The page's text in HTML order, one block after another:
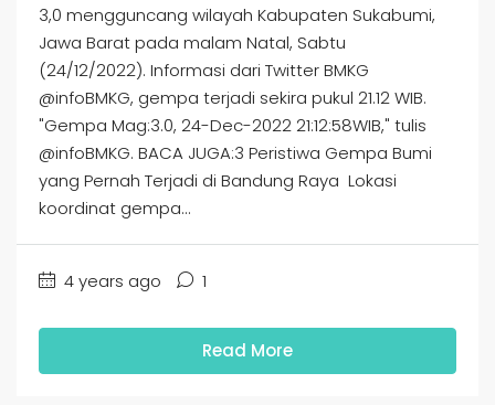
3,0 mengguncang wilayah Kabupaten Sukabumi,
Jawa Barat pada malam Natal, Sabtu
(24/12/2022). Informasi dari Twitter BMKG
@infoBMKG, gempa terjadi sekira pukul 21.12 WIB.
"Gempa Mag:3.0, 24-Dec-2022 21:12:58WIB," tulis
@infoBMKG. BACA JUGA:3 Peristiwa Gempa Bumi
yang Pernah Terjadi di Bandung Raya Lokasi
koordinat gempa...
4 years ago 1
Read More